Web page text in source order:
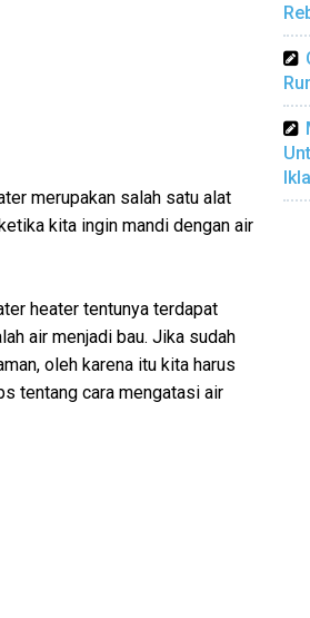
merupakan salah satu alat
kita ingin mandi dengan air
heater tentunya terdapat
air menjadi bau. Jika sudah
oleh karena itu kita harus
tentang cara mengatasi air